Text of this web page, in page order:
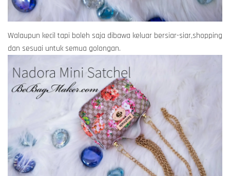
Walaupun kecil tapi boleh saja dibawa keluar bersiar-siar,shopping
dan sesuai untuk semua golongan.